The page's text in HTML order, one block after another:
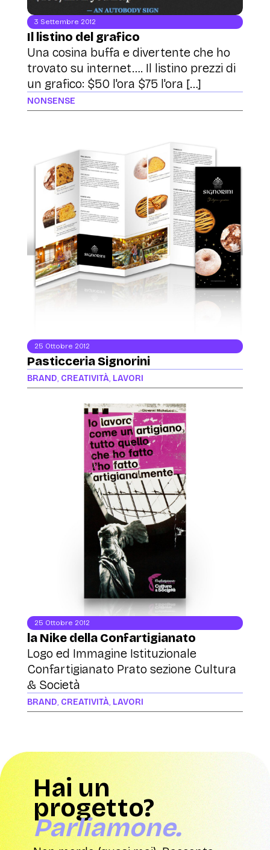
3 Settembre 2012
Il listino del grafico
Una cosina buffa e divertente che ho
trovato su internet…. Il listino prezzi di
un grafico: $50 l'ora $75 l'ora […]
NONSENSE
25 Ottobre 2012
Pasticceria Signorini
BRAND, CREATIVITÀ, LAVORI
25 Ottobre 2012
la Nike della Confartigianato
Logo ed Immagine Istituzionale
Confartigianato Prato sezione Cultura
& Società
BRAND, CREATIVITÀ, LAVORI
Hai un
progetto?
Parliamone.